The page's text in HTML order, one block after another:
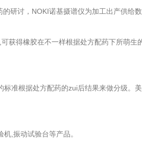
讨，NOKI诺基摄谱仪为加工出产供给数
得橡胶在不一样根据处方配药下所萌生
根据处方配药的zui后结果来做分级。
,振动试验台等产品。